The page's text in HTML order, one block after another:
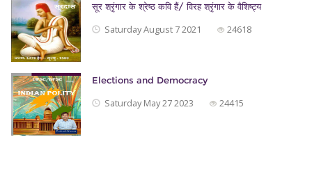
सूर श्रृंगार के श्रेष्ठ कवि हैं/ विरह श्रृंगार के वैशिष्ट्य
Saturday August 7 2021 24618
Elections and Democracy
Saturday May 27 2023 24415